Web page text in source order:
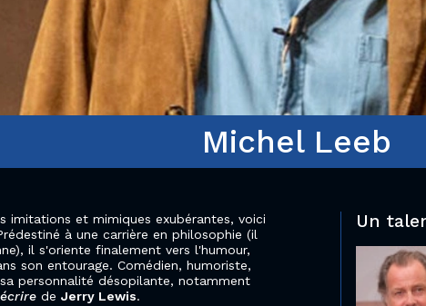
Michel Leeb
imitations et mimiques exubérantes, voici
à une carrière en philosophie (il
il s'oriente finalement vers l'humour,
son entourage. Comédien, humoriste,
personnalité désopilante, notamment
de Jerry Lewis.
Un